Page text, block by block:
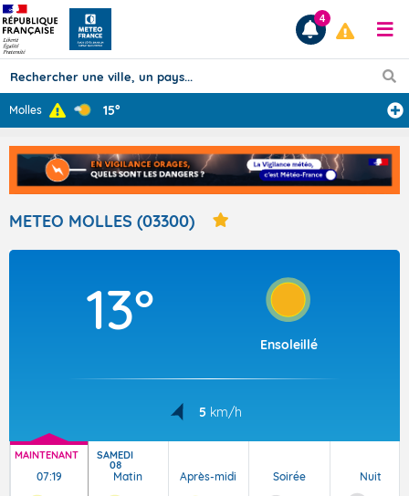
Prévisions
TOUS LES RÉSULTATS
Articles
4
Molles 15°
METEO MOLLES (03300)
13°
Ensoleillé
5 km/h
MAINTENANT
07:19
SAMEDI
08
Matin Après-midi Soirée Nuit